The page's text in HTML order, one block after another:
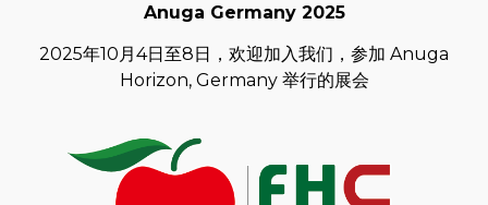
Anuga Germany 2025
2025年10月4日至8日，欢迎加入我们，参加 Anuga
Horizon, Germany 举行的展会